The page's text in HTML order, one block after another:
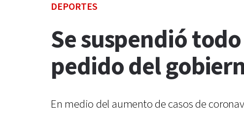
DEPORTES
Se suspendió
pedido del
En medio del aumento de casos de